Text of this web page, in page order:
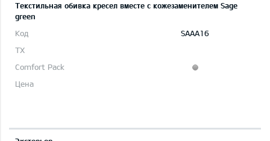
Текстильная обивка кресел вместе с кожезаменителем Sage
green
SAAA16